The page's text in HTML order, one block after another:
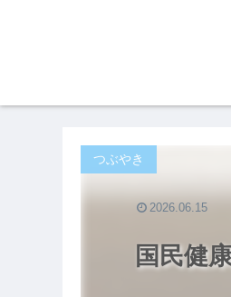
国民健
つぶやき
2026.06.15